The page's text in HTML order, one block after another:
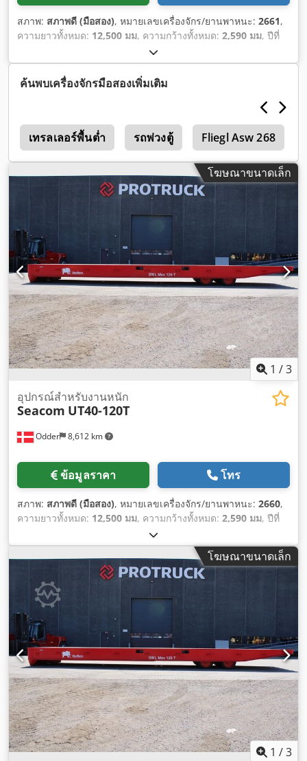
สภาพ: สภาพดี (มือสอง), หมายเลขเครื่องจักร/ยานพาหนะ: 2661,
ความยาวทั้งหมด: 12,500 มม, ความกว้างทั้งหมด: 2,590 มม, ปีที่
9,200 กก.
120,000 กก.,
ค้นพบเครื่องจักรมือสองเพิ่มเติม
เทรลเลอร์พื้นต่ำ รถพ่วงตู้ Fliegl Asw 268
โฆษณาขนาดเล็ก
1 /3
Odder 8,612 km
อุปกรณ์สำหรับงานหนัก
Seacom UT40-120T
ข้อมูลราคา โทร
สภาพ: สภาพดี (มือสอง), หมายเลขเครื่องจักร/ยานพาหนะ: 2660,
ความยาวทั้งหมด: 12,500 มม, ความกว้างทั้งหมด: 2,590 มม, ปีที่
9,200 กก.
120,000 กก.,
โฆษณาขนาดเล็ก
1 /3